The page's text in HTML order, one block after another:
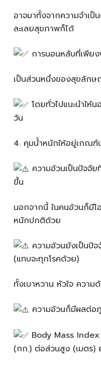
อาจมาทั้งจากความจำเ
ละเลยสุขภาพก็ได้
การนอนหลับที่เพี
เป็นส่วนหนึ่งของสุขลัก
โดยทั่วไปแนะนำใ
วัน
4️. คุมน้ำหนักให้อยู่เกณฑ์
ความอ้วนเป็นปัจจัย
ขึ้น
นอกจากนี้ ในคนอ้วนก็มีโ
หนักปกติด้วย
ความอ้วนยังเป็นปั
(แทบจะทุกโรคด้วย)
ทั้งเบาหวาน หัวใจ ควา
ความอ้วนก็มีผลต่อ
Body Mass
(กก.) ต่อส่วนสูง (เมตร)